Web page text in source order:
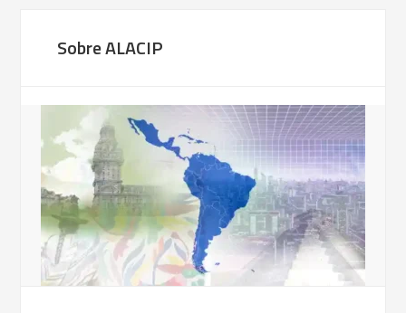
Sobre ALACIP